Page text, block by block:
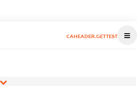
CAHEADER.GETTEST